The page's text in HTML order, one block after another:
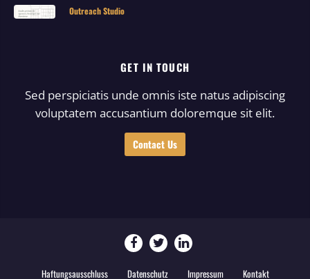
Outreach Studio
GET IN TOUCH
Sed perspiciatis unde omnis iste natus adipiscing
voluptatem accusantium doloremque sit elit.
Contact Us
Haftungsausschluss Datenschutz Impressum Kontakt